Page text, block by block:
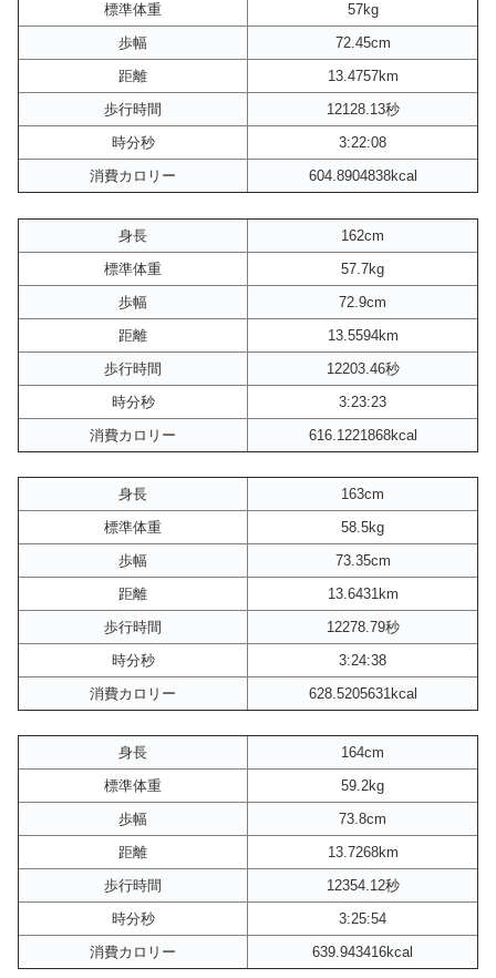
標準体重
57kg
歩幅
72.45cm
距離
13.4757km
歩行時間
12128.13秒
時分秒
3:22:08
消費カロリー
604.8904838kcal
身長
162cm
標準体重
57.7kg
歩幅
72.9cm
距離
13.5594km
歩行時間
12203.46秒
時分秒
3:23:23
消費カロリー
616.1221868kcal
身長
163cm
標準体重
58.5kg
歩幅
73.35cm
距離
13.6431km
歩行時間
12278.79秒
時分秒
3:24:38
消費カロリー
628.5205631kcal
身長
164cm
標準体重
59.2kg
歩幅
73.8cm
距離
13.7268km
歩行時間
12354.12秒
時分秒
3:25:54
消費カロリー
639.943416kcal